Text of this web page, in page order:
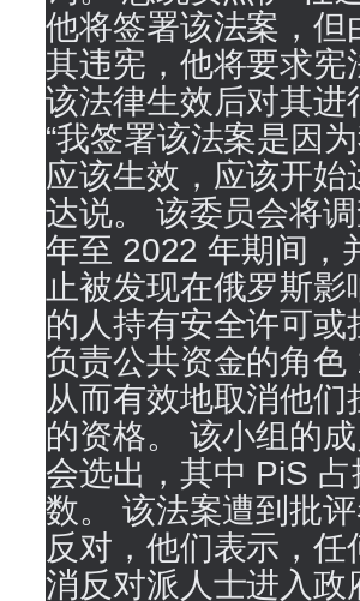
他将签署该法案，但
其违宪，他将要求宪
该法律生效后对其进
“我签署该法案是因
应该生效，应该开始
达说。 该委员会将
年至 2022 年期间，
止被发现在俄罗斯影
的人持有安全许可或
负责公共资金的角色
从而有效地取消他们
的资格。 该小组的
会选出，其中 PiS 占
数。 该法案遭到批
反对，他们表示，任
消反对派人士进入政